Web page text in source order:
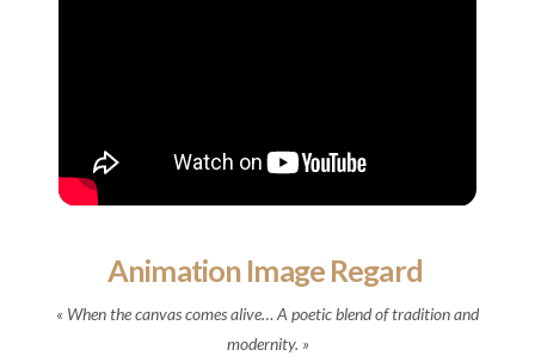
Animation Image Regard
« When the canvas comes alive… A poetic blend of tradition and
modernity. »